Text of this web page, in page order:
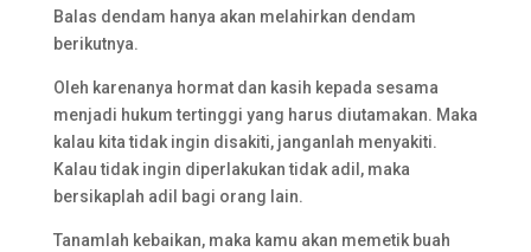
Balas dendam hanya akan melahirkan dendam
berikutnya.
Oleh karenanya hormat dan kasih kepada sesama
menjadi hukum tertinggi yang harus diutamakan. Maka
kalau kita tidak ingin disakiti, janganlah menyakiti.
Kalau tidak ingin diperlakukan tidak adil, maka
bersikaplah adil bagi orang lain.
Tanamlah kebaikan, maka kamu akan memetik buah